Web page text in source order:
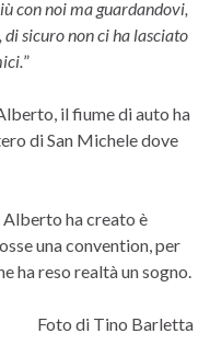
con noi ma guardandovi,
sicuro non ci ha lasciato
”
il fiume di auto ha
di San Michele dove
ha creato è
una convention, per
ha reso realtà un sogno.
Foto di Tino Barletta